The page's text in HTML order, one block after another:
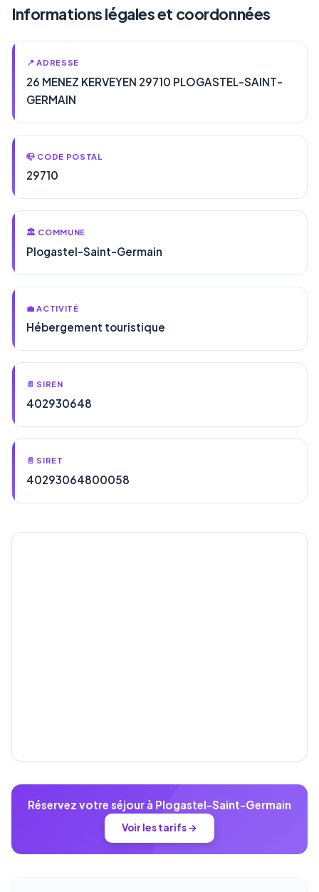
Informations légales et coordonnées
📍 ADRESSE
26 MENEZ KERVEYEN 29710 PLOGASTEL-SAINT-
GERMAIN
📪 CODE POSTAL
29710
🏛️ COMMUNE
Plogastel-Saint-Germain
💼 ACTIVITÉ
Hébergement touristique
📄 SIREN
402930648
📄 SIRET
40293064800058
Réservez votre séjour à Plogastel-Saint-Germain
Voir les tarifs →